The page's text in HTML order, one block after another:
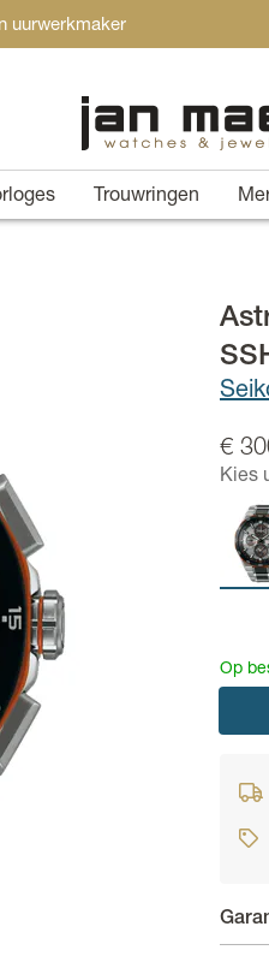
uurwerkmaker
Trouwringen
€
Kies
Op